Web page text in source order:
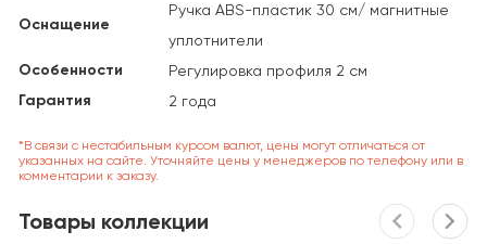
Оснащение
Ручка ABS-пластик 30 см/ магнитные
уплотнители
Особенности Регулировка профиля 2 см
Гарантия 2 года
*В связи с нестабильным курсом валют, цены могут отличаться от
указанных на сайте. Уточняйте цены у менеджеров по телефону или в
комментарии к заказу.
Товары коллекции